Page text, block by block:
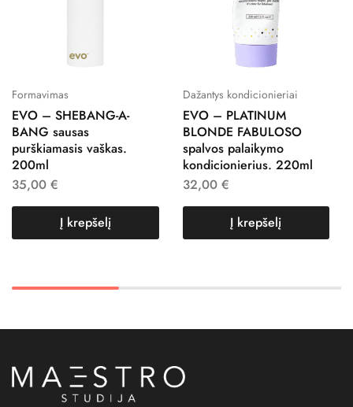
Formavimas
EVO – SHEBANG-A-
BANG sausas
purškiamasis vaškas.
200ml
35,00 €
Į krepšelį
Dažantys kondicionieriai
EVO – PLATINUM
BLONDE FABULOSO
spalvos palaikymo
kondicionierius. 220ml
32,00 €
Į krepšelį